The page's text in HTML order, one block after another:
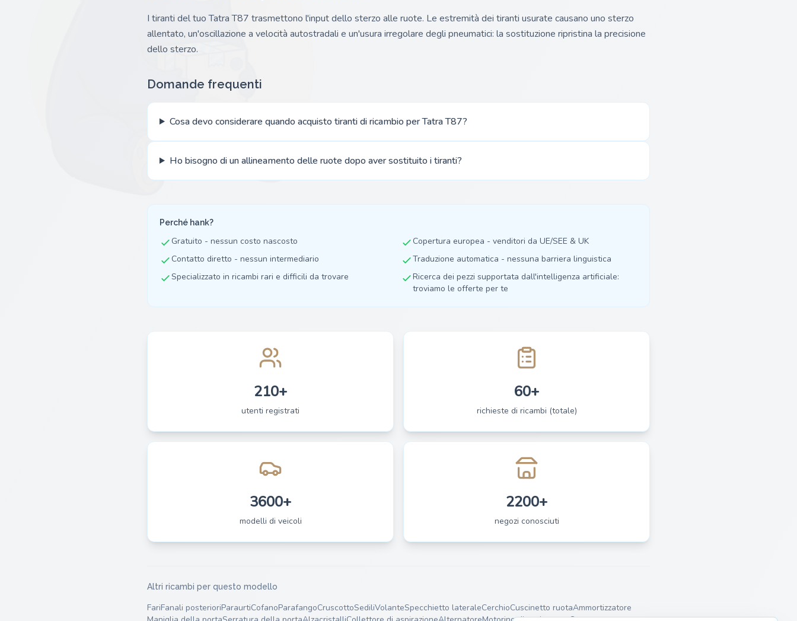
I tiranti del tuo Tatra T87 trasmettono l'input dello sterzo alle ruote. Le estremità dei tiranti usurate causano uno sterzo
allentato, un'oscillazione a velocità autostradali e un'usura irregolare degli pneumatici: la sostituzione ripristina la precisione
dello sterzo.
Domande frequenti
Cosa devo considerare quando acquisto tiranti di ricambio per Tatra T87?
Ho bisogno di un allineamento delle ruote dopo aver sostituito i tiranti?
Perché hank?
Gratuito - nessun costo nascosto
Copertura europea - venditori da UE/SEE & UK
Contatto diretto - nessun intermediario
Traduzione automatica - nessuna barriera linguistica
Specializzato in ricambi rari e difficili da trovare
Ricerca dei pezzi supportata dall'intelligenza artificiale:
troviamo le offerte per te
210+
utenti registrati
60+
richieste di ricambi (totale)
3600+
modelli di veicoli
2200+
negozi conosciuti
Altri ricambi per questo modello
FariFanali posterioriParaurtiCofanoParafangoCruscottoSediliVolanteSpecchietto lateraleCerchioCuscinetto ruotaAmmortizzatore